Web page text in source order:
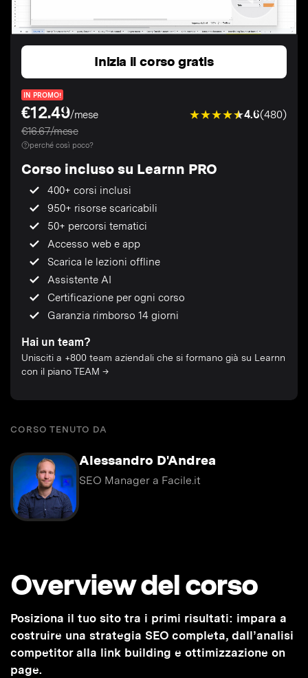
Inizia il corso gratis
IN PROMO!
€12.49/mese
€16.67/mese
4.6(480)
perché così poco?
Corso incluso su Learnn PRO
400+ corsi inclusi
950+ risorse scaricabili
50+ percorsi tematici
Accesso web e app
Scarica le lezioni offline
Assistente AI
Certificazione per ogni corso
Garanzia rimborso 14 giorni
Hai un team?
Unisciti a +800 team aziendali che si formano già su Learnn
con il piano TEAM →
CORSO TENUTO DA
Alessandro D'Andrea
SEO Manager a Facile.it
Overview del corso
Posiziona il tuo sito tra i primi risultati: impara a
costruire una strategia SEO completa, dall’analisi
competitor alla link building e ottimizzazione on
page.